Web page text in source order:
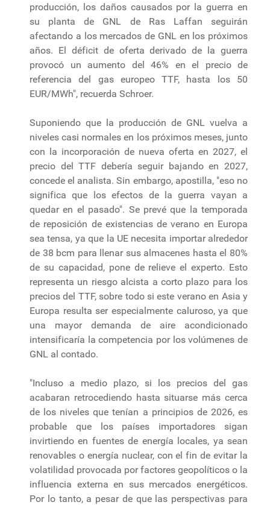
producción, los daños causados por la guerra en
su planta de GNL de Ras Laffan seguirán
afectando a los mercados de GNL en los próximos
años. El déficit de oferta derivado de la guerra
provocó un aumento del 46% en el precio de
referencia del gas europeo TTF, hasta los 50
EUR/MWh", recuerda Schroer.
Suponiendo que la producción de GNL vuelva a
niveles casi normales en los próximos meses, junto
con la incorporación de nueva oferta en 2027, el
precio del TTF debería seguir bajando en 2027,
concede el analista. Sin embargo, apostilla, "eso no
significa que los efectos de la guerra vayan a
quedar en el pasado". Se prevé que la temporada
de reposición de existencias de verano en Europa
sea tensa, ya que la UE necesita importar alrededor
de 38 bcm para llenar sus almacenes hasta el 80%
de su capacidad, pone de relieve el experto. Esto
representa un riesgo alcista a corto plazo para los
precios del TTF, sobre todo si este verano en Asia y
Europa resulta ser especialmente caluroso, ya que
una mayor demanda de aire acondicionado
intensificaría la competencia por los volúmenes de
GNL al contado.
"Incluso a medio plazo, si los precios del gas
acabaran retrocediendo hasta situarse más cerca
de los niveles que tenían a principios de 2026, es
probable que los países importadores sigan
invirtiendo en fuentes de energía locales, ya sean
renovables o energía nuclear, con el fin de evitar la
volatilidad provocada por factores geopolíticos o la
influencia externa en sus mercados energéticos.
Por lo tanto, a pesar de que las perspectivas para